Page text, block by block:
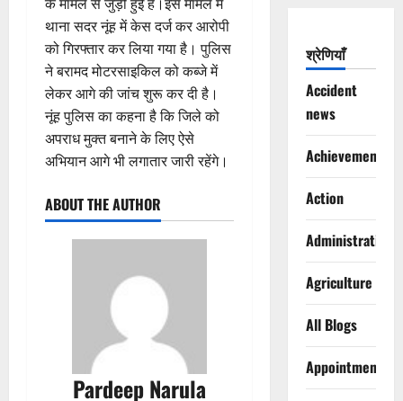
थाना सदर नूंह में केस दर्ज कर आरोपी
को गिरफ्तार कर लिया गया है। पुलिस
ने बरामद मोटरसाइकिल को कब्जे में
लेकर आगे की जांच शुरू कर दी है।
नूंह पुलिस का कहना है कि जिले को
अपराध मुक्त बनाने के लिए ऐसे
अभियान आगे भी लगातार जारी रहेंगे।
ABOUT THE AUTHOR
Pardeep Narula
श्रेणियाँ
Accident
news
Achievements
Action
Administration
Agriculture
All Blogs
Appointments